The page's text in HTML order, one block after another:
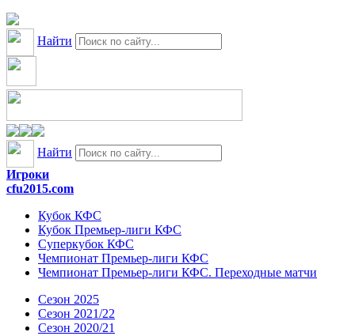
Найти
Найти
Игроки
cfu2015.com
Кубок КФС
Кубок Премьер-лиги КФС
Суперкубок КФС
Чемпионат Премьер-лиги КФС
Чемпионат Премьер-лиги КФС. Переходные матчи
Сезон 2025
Сезон 2021/22
Сезон 2020/21